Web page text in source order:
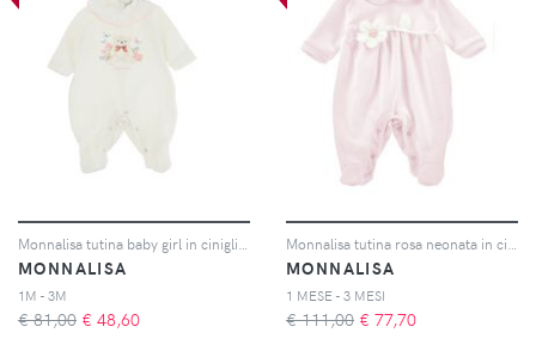
MONNALISA
1M - 3M
€ 81,00 € 48,60
MONNALISA
1 MESE - 3 MESI
€ 111,00 € 77,70